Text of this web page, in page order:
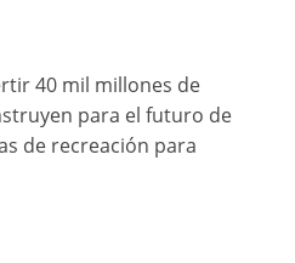
40 mil millones de
para el futuro de
de recreación para